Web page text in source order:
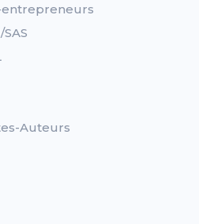
entrepreneurs
Auteurs